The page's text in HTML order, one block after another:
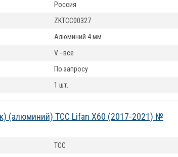
Россия
ZKTCC00327
Алюминий 4 мм
V - все
По запросу
1 шт.
(алюминий) ТСС Lifan X60 (2017-2021) №
ТСС